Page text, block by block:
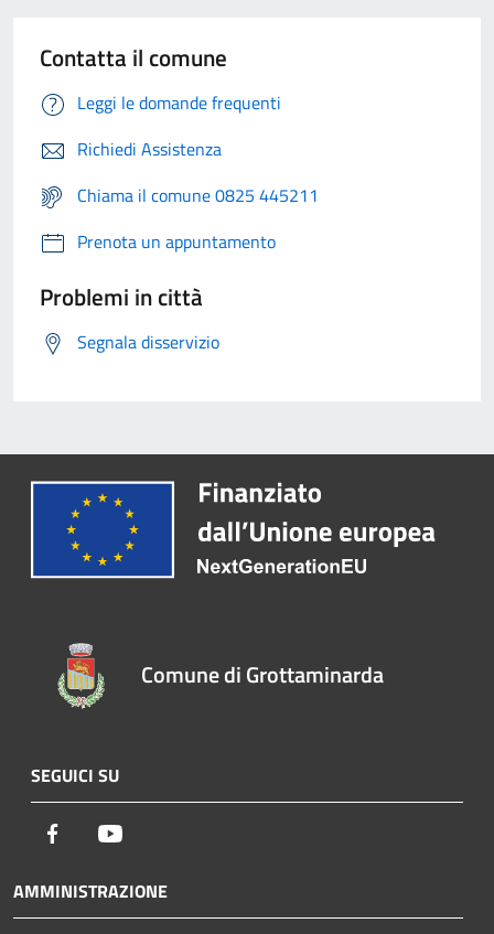
Contatta il comune
Leggi le domande frequenti
Richiedi Assistenza
Chiama il comune 0825 445211
Prenota un appuntamento
Problemi in città
Segnala disservizio
Comune di Grottaminarda
SEGUICI SU
Facebook
AMMINISTRAZIONE